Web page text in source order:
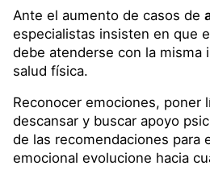
debe atenderse con la misma
salud física.
Reconocer emociones, poner
descansar y buscar apoyo
de las recomendaciones para
emocional evolucione hacia
Hoy en día la conversación
avanzado en los últimos